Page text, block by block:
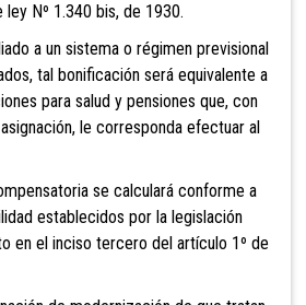
Nº 1.340 bis, de 1930.
a un sistema o régimen previsional
tal bonificación será equivalente a
para salud y pensiones que, con
le corresponda efectuar al
se calculará conforme a
establecidos por la legislación
en el inciso tercero del artículo 1º de